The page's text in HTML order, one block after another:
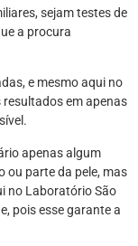
sejam testes de
a procura
e mesmo aqui no
resultados em apenas
apenas algum
ou parte da pele, mas
no Laboratório São
pois esse garante a